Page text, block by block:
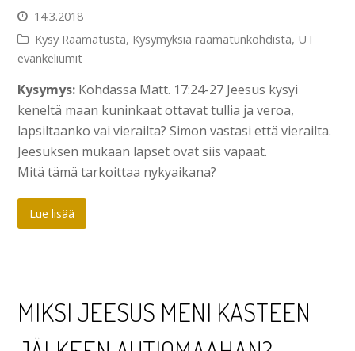
14.3.2018
Kysy Raamatusta, Kysymyksiä raamatunkohdista, UT
evankeliumit
Kysymys: Kohdassa Matt. 17:24-27 Jeesus kysyi
keneltä maan kuninkaat ottavat tullia ja veroa,
lapsiltaanko vai vierailta? Simon vastasi että vierailta.
Jeesuksen mukaan lapset ovat siis vapaat.
Mitä tämä tarkoittaa nykyaikana?
Lue lisää
MIKSI JEESUS MENI KASTEEN